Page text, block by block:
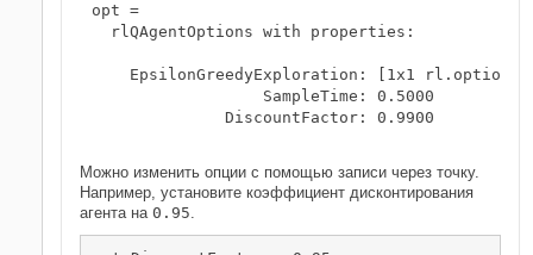
opt =
  rlQAgentOptions with properties:
EpsilonGreedyExploration: [1x1
                  SampleTime: 0.5000
              DiscountFactor: 0.9900
Можно изменить опции с помощью записи через точку.
Например, установите коэффициент дисконтирования
агента на 0.95.